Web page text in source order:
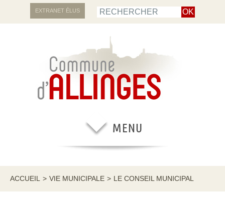
EXTRANET ÉLUS
ACCUEIL > VIE MUNICIPALE > LE CONSEIL MUNICIPAL